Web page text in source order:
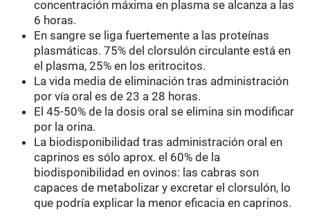
concentración máxima en plasma se alcanza a las
6 horas.
En sangre se liga fuertemente a las proteínas
plasmáticas. 75% del clorsulón circulante está en
el plasma, 25% en los eritrocitos.
La vida media de eliminación tras administración
por vía oral es de 23 a 28 horas.
El 45-50% de la dosis oral se elimina sin modificar
por la orina.
La biodisponibilidad tras administración oral en
caprinos es sólo aprox. el 60% de la
biodisponibilidad en ovinos: las cabras son
capaces de metabolizar y excretar el clorsulón, lo
que podría explicar la menor eficacia en caprinos.